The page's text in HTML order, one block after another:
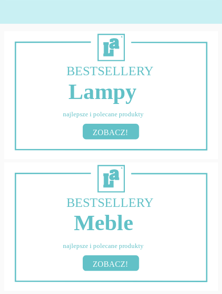
BESTSELLERY
Lampy
najlepsze i polecane produkty
ZOBACZ!
BESTSELLERY
Meble
najlepsze i polecane produkty
ZOBACZ!